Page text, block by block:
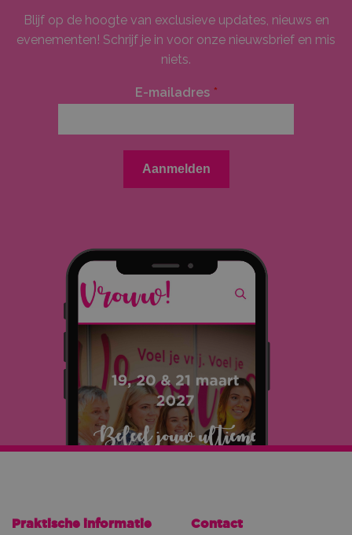
Blijf op de hoogte van exclusieve updates, nieuws en
evenementen! Schrijf je in voor onze nieuwsbrief en mis
niets.
E-mailadres*
Praktische informatie Contact